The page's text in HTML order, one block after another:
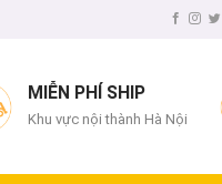
MIỄN PHÍ SHIP
Khu vực nội thành Hà Nội